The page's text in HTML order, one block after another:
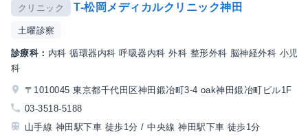
クリニック T-松岡メディカルクリニック神田
土曜診察
診療科： 内科 循環器内科 呼吸器内科 外科 整形外科 脳神経外科 小児
科
〒1010045 東京都千代田区神田鍛冶町3-4 oak神田鍛冶町ビル1F
03-3518-5188
山手線 神田駅下車 徒歩1分 / 中央線 神田駅下車 徒歩1分